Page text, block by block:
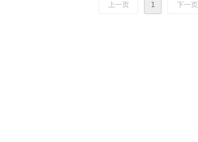
上一页 1 下一页